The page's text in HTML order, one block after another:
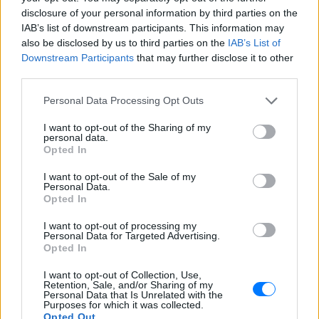
disclosure of your personal information by third parties on the
IAB’s list of downstream participants. This information may
also be disclosed by us to third parties on the IAB’s List of
Downstream Participants that may further disclose it to other
Personal Data Processing Opt Outs
I want to opt-out of the Sharing of my
personal data.
Opted In
I want to opt-out of the Sale of my
Personal Data.
Opted In
I want to opt-out of processing my
Personal Data for Targeted Advertising.
Opted In
I want to opt-out of Collection, Use,
Retention, Sale, and/or Sharing of my
Personal Data that Is Unrelated with the
Purposes for which it was collected.
Opted Out
Από πού ξεκινά η αμηχανία όταν σε
3 σημάδια πως χρειάζεσαι
βιταμίνη D
ΠΡΙΝ ΛΊΓΟ
Το σώμα σου σου στέλνει μηνύματα… το
θέμα είναι αν τα ακούς
αγνοήσετε